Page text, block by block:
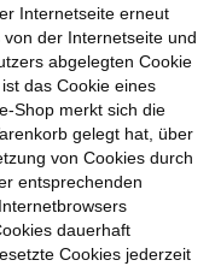
Internetseite erneut
der Internetseite und
abgelegten Cookie
das Cookie eines
Shop merkt sich die
gelegt hat, über
von Cookies durch
entsprechenden
dauerhaft
Cookies jederzeit